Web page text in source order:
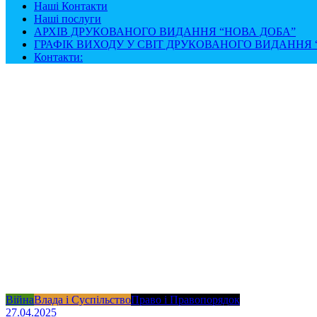
Наші Контакти
Наші послуги
АРХІВ ДРУКОВАНОГО ВИДАННЯ “НОВА ДОБА”
ГРАФІК ВИХОДУ У СВІТ ДРУКОВАНОГО ВИДАННЯ
Контакти:
ВійнаВлада і СуспільствоПраво і Правопорядок
27.04.2025